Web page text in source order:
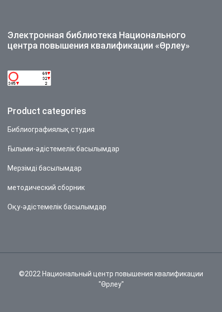
Электронная библиотека Национального
центра повышения квалификации «Өрлеу»
Product categories
Библиографиялық студия
Ғылыми-әдістемелік басылымдар
Мерзімді басылымдар
методический сборник
Оқу-әдістемелік басылымдар
©2022 Национальный центр повышения квалификации
"Өрлеу"